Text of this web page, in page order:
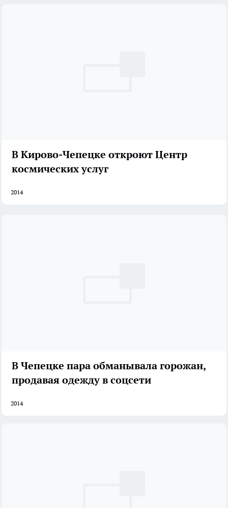
В Кирово-Чепецке откроют Центр
космических услуг
2014
В Чепецке пара обманывала горожан,
продавая одежду в соцсети
2014